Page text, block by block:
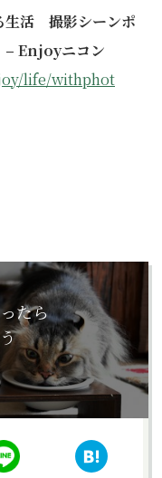
生活 撮影シーンポ
– Enjoyニコン
life/withphot
たら